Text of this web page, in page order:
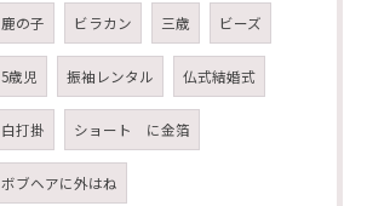
鹿の子 ビラカン 三歳 ビーズ
5歳児 振袖レンタル 仏式結婚式
白打掛 ショート に金箔
ボブヘアに外はね